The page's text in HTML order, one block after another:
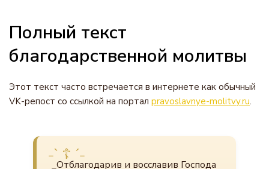
Полный текст
благодарственной молитвы
Этот текст часто встречается в интернете как обычный
VK-репост со ссылкой на портал pravoslavnye-molitvy.ru.
_Отблагодарив и восславив Господа